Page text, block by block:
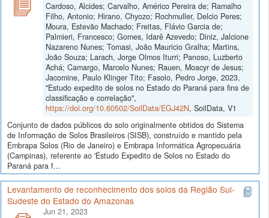
Cardoso, Alcides; Carvalho, Américo Pereira de; Ramalho
Filho, Antonio; Hirano, Chyozo; Rochmuller, Delcio Peres;
Moura, Estevão Machado; Freitas, Flávio Garcia de;
Palmieri, Francesco; Gomes, Idarê Azevedo; Diniz, Jalcione
Nazareno Nunes; Tomasi, João Mauricio Gralha; Martins,
João Souza; Larach, Jorge Olmos Iturri; Panoso, Luzberto
Achá; Camargo, Marcelo Nunes; Rauen, Moacyr de Jesus;
Jacomine, Paulo Klinger Tito; Fasolo, Pedro Jorge, 2023,
"Estudo expedito de solos no Estado do Paraná para fins de
classificação e correlação",
https://doi.org/10.60502/SoilData/EGJ42N, SoilData, V1
Conjunto de dados públicos do solo originalmente obtidos do Sistema
de Informação de Solos Brasileiros (SISB), construído e mantido pela
Embrapa Solos (Rio de Janeiro) e Embrapa Informática Agropecuária
(Campinas), referente ao 'Estudo Expedito de Solos no Estado do
Paraná para f...
Levantamento de reconhecimento dos solos da Região Sul-
Sudeste do Estado do Amazonas
Jun 21, 2023